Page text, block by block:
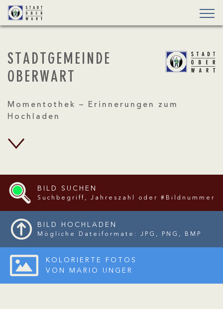
STADTGEMEINDE
OBERWART
Momentothek – Erinnerungen zum
Hochladen
BILD SUCHEN
Suchbegriff, Jahreszahl oder #Bildnummer
BILD HOCHLADEN
Mögliche Dateiformate: JPG, PNG, BMP
KOLORIERTE FOTOS
VON MARIO UNGER